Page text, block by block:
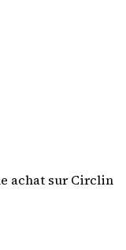
achat sur Circlin